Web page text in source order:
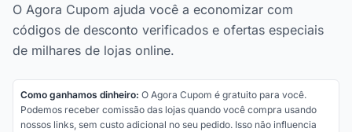
O Agora Cupom ajuda você a economizar com
códigos de desconto verificados e ofertas especiais
de milhares de lojas online.
Como ganhamos dinheiro: O Agora Cupom é gratuito para você.
Podemos receber comissão das lojas quando você compra usando
nossos links, sem custo adicional no seu pedido. Isso não influencia